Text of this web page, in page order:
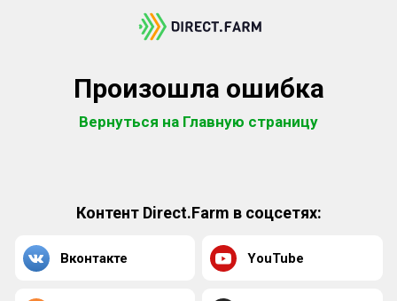
Произошла ошибка
Вернуться на Главную страницу
Контент Direct.Farm в соцсетях:
Вконтакте YouTube